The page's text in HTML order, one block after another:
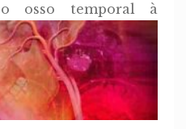
osso temporal à